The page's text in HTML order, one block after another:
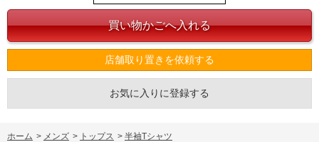
店舗取り置きを依頼する
お気に入りに登録する
ホーム > メンズ > トップス > 半袖Tシャツ